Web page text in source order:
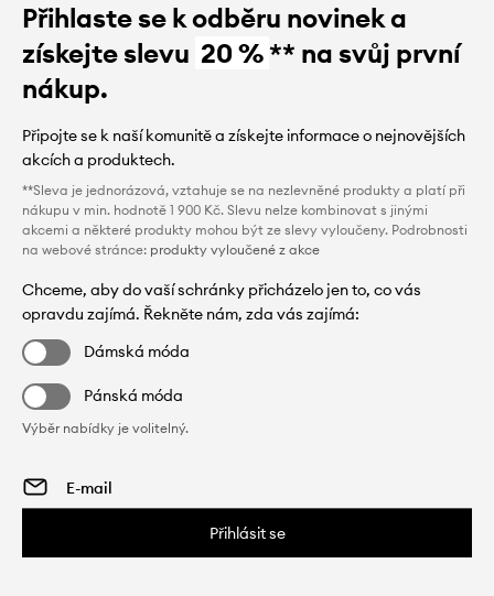
Přihlaste se k odběru novinek a
získejte slevu 20 %** na svůj první
nákup.
Připojte se k naší komunitě a získejte informace o nejnovějších
akcích a produktech.
**Sleva je jednorázová, vztahuje se na nezlevněné produkty a platí při
nákupu v min. hodnotě 1 900 Kč. Slevu nelze kombinovat s jinými
akcemi a některé produkty mohou být ze slevy vyloučeny. Podrobnosti
na webové stránce: produkty vyloučené z akce
Chceme, aby do vaší schránky přicházelo jen to, co vás
opravdu zajímá. Řekněte nám, zda vás zajímá:
Dámská móda
Pánská móda
Výběr nabídky je volitelný.
Přihlásit se